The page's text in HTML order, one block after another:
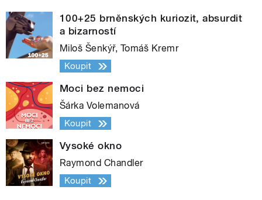
100+25 brněnských kuriozit, absurdit
a bizarností
Miloš Šenkýř, Tomáš Kremr
Koupit
Moci bez nemoci
Šárka Volemanová
Koupit
Vysoké okno
Raymond Chandler
Koupit